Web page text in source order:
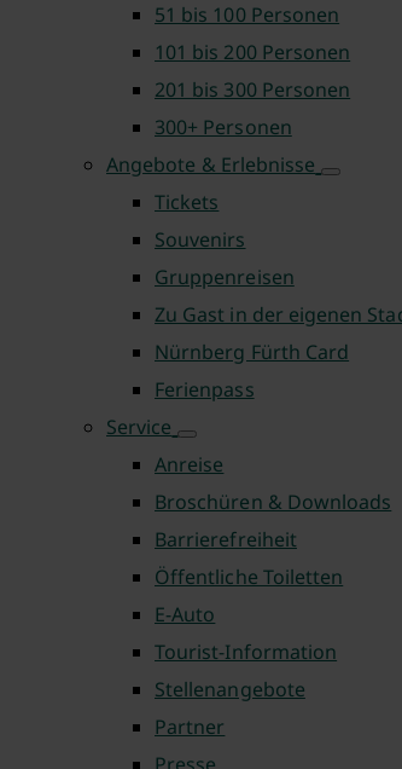
51 bis 100 Personen
101 bis 200 Personen
201 bis 300 Personen
300+ Personen
Angebote & Erlebnisse
Tickets
Souvenirs
Gruppenreisen
Zu Gast in der eigenen
Nürnberg Fürth Card
Ferienpass
Service
Anreise
Broschüren & Downloads
Barrierefreiheit
Öffentliche Toiletten
E-Auto
Tourist-Information
Stellenangebote
Partner